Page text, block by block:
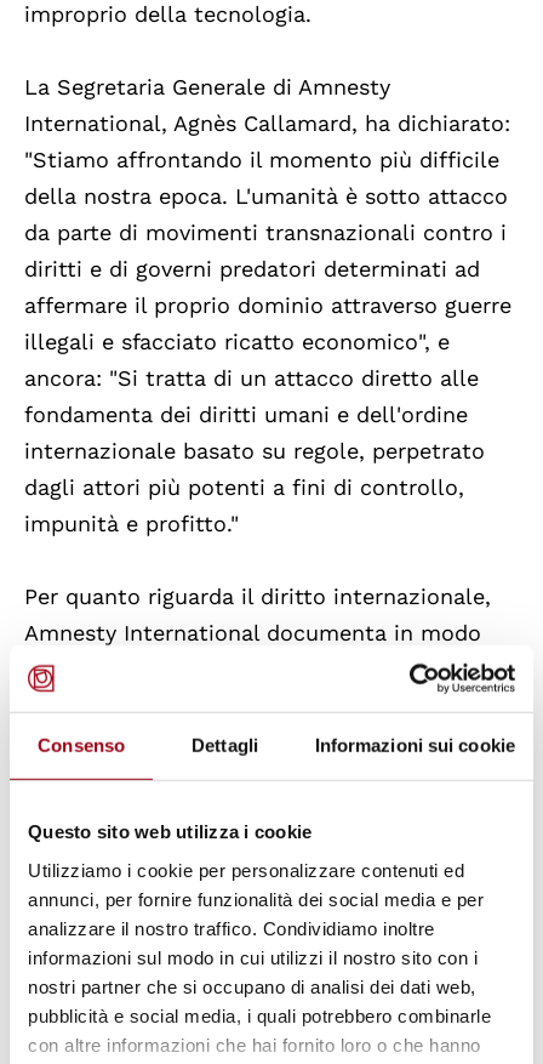
Consenso Dettagli Informazioni sui cookie
Questo sito web utilizza i cookie
Utilizziamo i cookie per personalizzare contenuti ed
annunci, per fornire funzionalità dei social media e per
analizzare il nostro traffico. Condividiamo inoltre
informazioni sul modo in cui utilizzi il nostro sito con i
nostri partner che si occupano di analisi dei dati web,
pubblicità e social media, i quali potrebbero combinarle
con altre informazioni che hai fornito loro o che hanno
improprio della tecnologia.
La Segretaria Generale di Amnesty
International, Agnès Callamard, ha dichiarato:
"Stiamo affrontando il momento più difficile
della nostra epoca. L'umanità è sotto attacco
da parte di movimenti transnazionali contro i
diritti e di governi predatori determinati ad
affermare il proprio dominio attraverso guerre
illegali e sfacciato ricatto economico", e
ancora: "Si tratta di un attacco diretto alle
fondamenta dei diritti umani e dell'ordine
internazionale basato su regole, perpetrato
dagli attori più potenti a fini di controllo,
impunità e profitto."
Per quanto riguarda il diritto internazionale,
Amnesty International documenta in modo
dettagliato la diffusione di crimini ai sensi del
sistema internazionale di giustizia. Tra le altre
cose, il rapporto menziona il genocidio di
occupata, inclusa Gerusalemme Est, e la
violenza dei coloni. Riguardo agli Stati Uniti
d'America, Amnesty documenta oltre 150
esecuzioni extragiudiziali nei Caraibi e nel
Pacifico, nonché l'atto di aggressione contro il